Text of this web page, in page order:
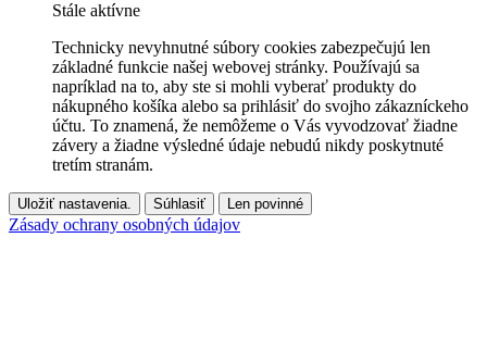
Stále aktívne
Technicky nevyhnutné súbory cookies zabezpečujú len
základné funkcie našej webovej stránky. Používajú sa
napríklad na to, aby ste si mohli vyberať produkty do
nákupného košíka alebo sa prihlásiť do svojho zákazníckeho
účtu. To znamená, že nemôžeme o Vás vyvodzovať žiadne
závery a žiadne výsledné údaje nebudú nikdy poskytnuté
tretím stranám.
Uložiť nastavenia. Súhlasiť Len povinné
Zásady ochrany osobných údajov